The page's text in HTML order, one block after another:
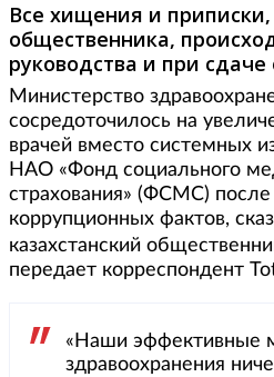
Все хищения и
общественника,
руководства и при сдаче
Министерство
сосредоточилось на
врачей вместо системных
НАО «Фонд социального
страхования» (ФСМС)
коррупционных фактов,
казахстанский
передает корреспондент
«Наши эффективные
здравоохранения